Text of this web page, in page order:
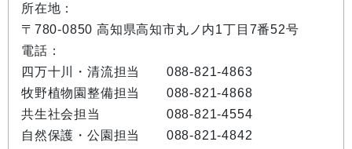
所在地：
〒780-0850 高知県高知市丸ノ内1丁目7番52号
電話：
四万十川・清流担当 088-821-4863
牧野植物園整備担当 088-821-4868
共生社会担当 088-821-4554
自然保護・公園担当 088-821-4842